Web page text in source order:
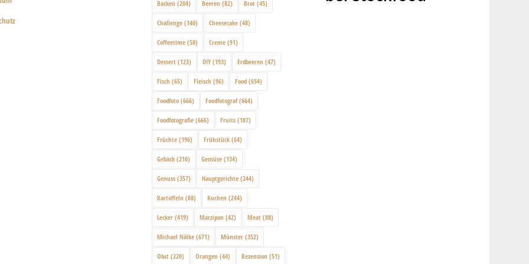
Backen (204) Beeren (82) Brot (45)
Challenge (140) Cheesecake (48)
Coffeetime (58) Creme (91)
Dessert (123) DIY (193) Erdbeeren (47)
Fisch (65) Fleisch (96) Food (654)
Foodfoto (666) Foodfotograf(664)
Foodfotografie (666) Fruits (187)
Früchte (196) Frühstück (64)
Gebäck (210) Gemüse (134)
Genuss (357) Hauptgerichte (244)
Kartoffeln (88) Kuchen (244)
Lecker (419) Marzipan (42) Meat (88)
Michael Nölke (671) Münster (352)
Obst (220) Orangen (44) Rezension (51)